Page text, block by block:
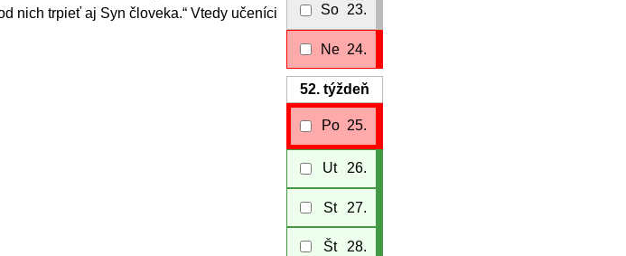
nich trpieť aj Syn človeka.“ Vtedy učeníci
So 23.
Ne 24.
52. týždeň
Po 25.
Ut 26.
St 27.
Št 28.